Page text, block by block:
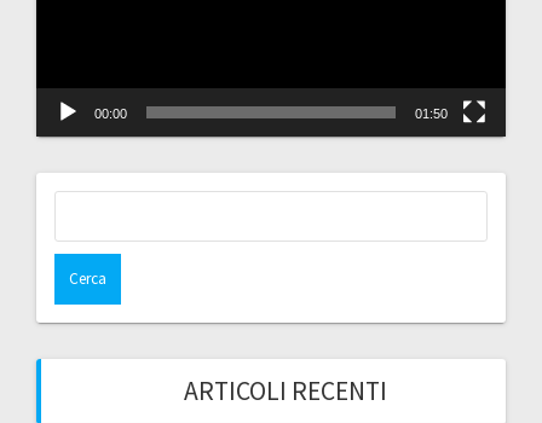
00:00 01:50
ARTICOLI RECENTI